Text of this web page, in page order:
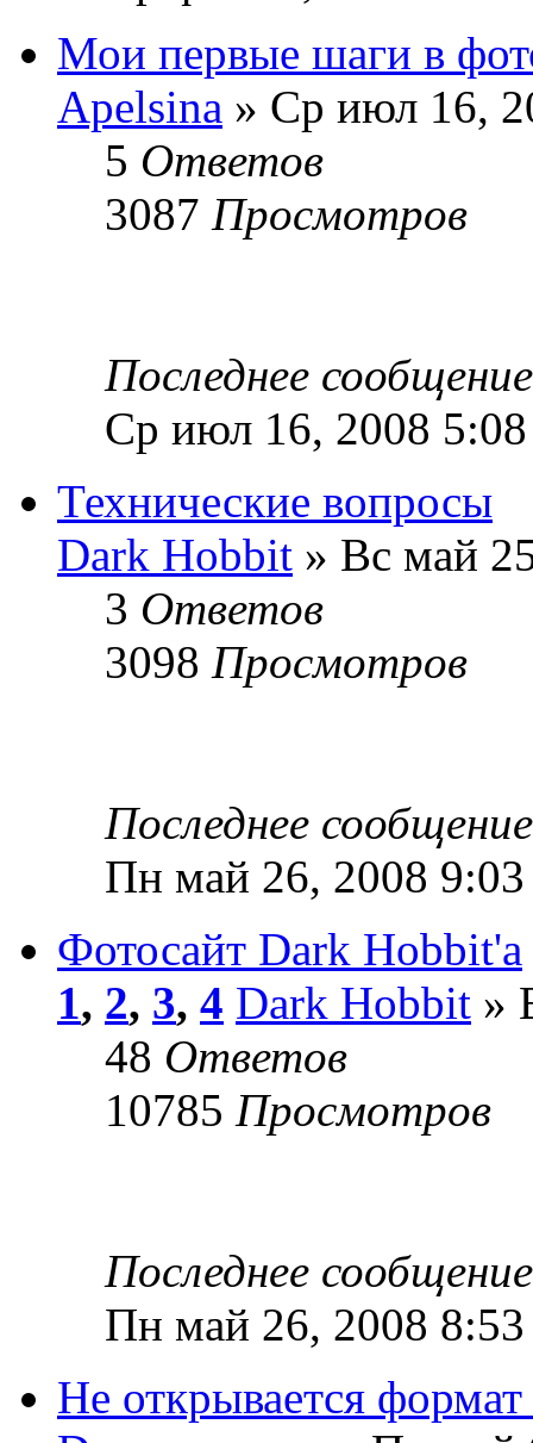
Мои первые шаги в
Apelsina » Ср июл 16,
5 Ответов
3087 Просмотров
Последнее
Ср июл 16, 2008
Технические вопросы
Dark Hobbit » Вс май
3 Ответов
3098 Просмотров
Последнее
Пн май 26, 2008
Фотосайт Dark Hobbit'a
1, 2, 3, 4 Dark Hobbit »
48 Ответов
10785 Просмотров
Последнее
Пн май 26, 2008
Не открывается